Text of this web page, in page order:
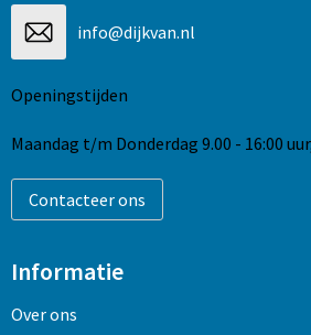
info@dijkvan.nl
Openingstijden
Maandag t/m Donderdag 9.00 - 16:00
Contacteer ons
Informatie
Over ons